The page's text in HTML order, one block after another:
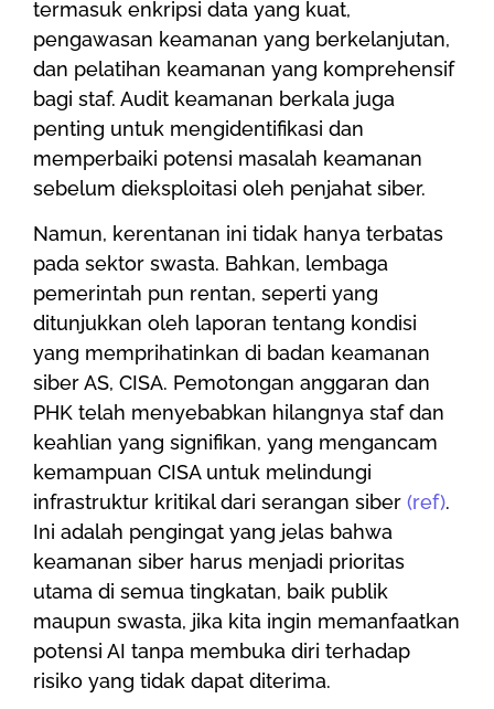
termasuk enkripsi data yang kuat,
pengawasan keamanan yang berkelanjutan,
dan pelatihan keamanan yang komprehensif
bagi staf. Audit keamanan berkala juga
penting untuk mengidentifikasi dan
memperbaiki potensi masalah keamanan
sebelum dieksploitasi oleh penjahat siber.
Namun, kerentanan ini tidak hanya terbatas
pada sektor swasta. Bahkan, lembaga
pemerintah pun rentan, seperti yang
ditunjukkan oleh laporan tentang kondisi
yang memprihatinkan di badan keamanan
siber AS, CISA. Pemotongan anggaran dan
PHK telah menyebabkan hilangnya staf dan
keahlian yang signifikan, yang mengancam
kemampuan CISA untuk melindungi
infrastruktur kritikal dari serangan siber (ref).
Ini adalah pengingat yang jelas bahwa
keamanan siber harus menjadi prioritas
utama di semua tingkatan, baik publik
maupun swasta, jika kita ingin memanfaatkan
potensi AI tanpa membuka diri terhadap
risiko yang tidak dapat diterima.